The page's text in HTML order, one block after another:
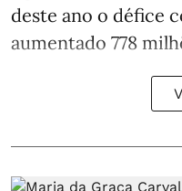
deste ano o défice
aumentado 778